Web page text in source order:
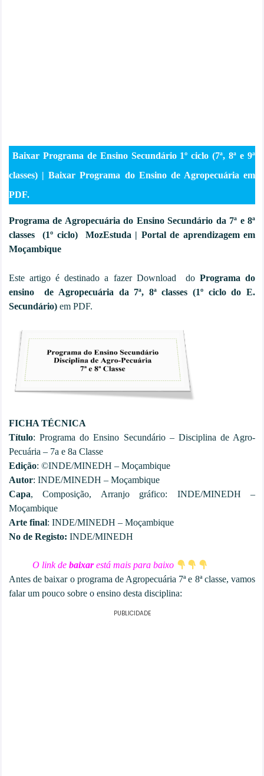
Baixar Programa de Ensino Secundário 1º ciclo (7ª, 8ª e 9ª
classes) | Baixar Programa do Ensino de Agropecuária em
PDF.
Programa de Agropecuária do Ensino Secundário da 7ª e 8ª
classes (1º ciclo) MozEstuda | Portal de aprendizagem em
Moçambique
Este artigo é destinado a fazer Download do Programa do
ensino de Agropecuária da 7ª, 8ª classes (1º ciclo do E.
Secundário) em PDF.
FICHA TÉCNICA
Título: Programa do Ensino Secundário – Disciplina de Agro-
Pecuária – 7a e 8a Classe
Edição: ©INDE/MINEDH – Moçambique
Autor: INDE/MINEDH – Moçambique
Capa, Composição, Arranjo gráfico: INDE/MINEDH –
Moçambique
Arte final: INDE/MINEDH – Moçambique
No de Registo: INDE/MINEDH
O link de baixarestá mais para baixo
Antes de baixar o programa de Agropecuária 7ª e 8ª classe, vamos
falar um pouco sobre o ensino desta disciplina:
PUBLICIDADE